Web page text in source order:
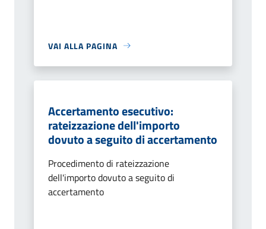
VAI ALLA PAGINA
Accertamento esecutivo:
rateizzazione dell'importo
dovuto a seguito di accertamento
Procedimento di rateizzazione
dell'importo dovuto a seguito di
accertamento